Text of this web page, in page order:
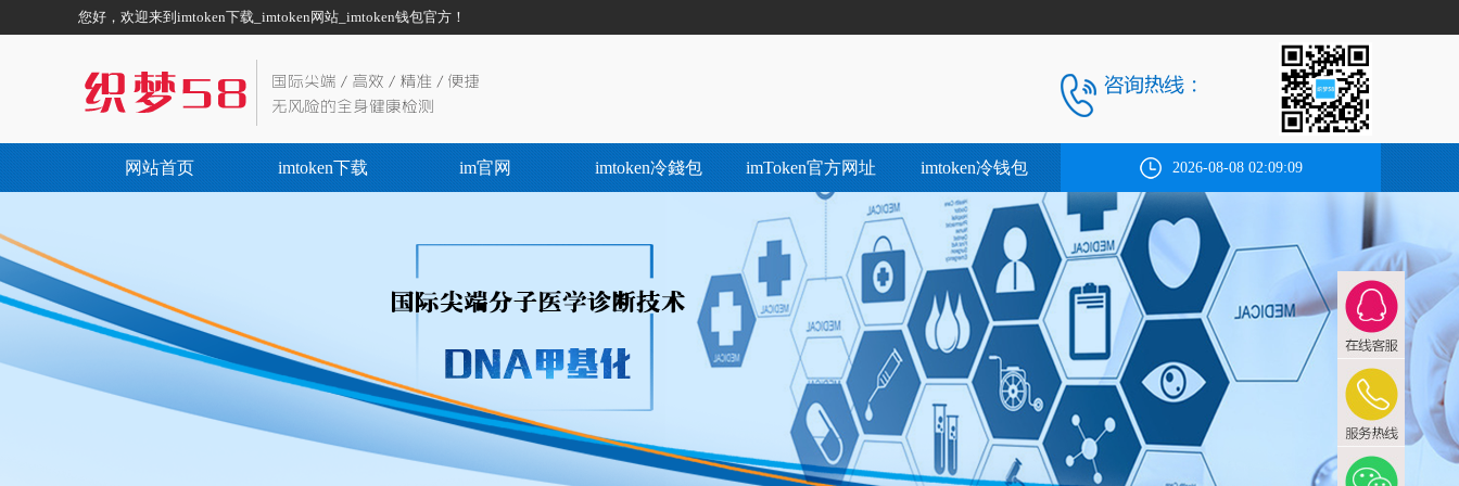
您好，欢迎来到imtoken下载_imtoken网站_imtoken钱包官方！
网站首页 imtoken下载 im官网 imtoken冷錢包 imToken官方网址 imtoken冷钱包 2026-08-08 02:09:10